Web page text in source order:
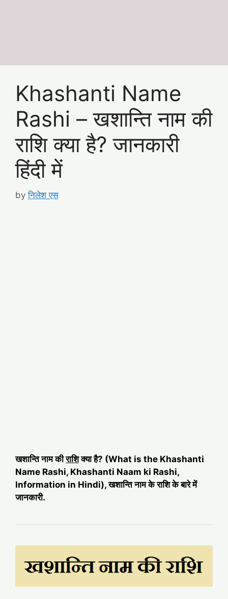
Khashanti Name
Rashi – खशान्ति नाम की
राशि क्या है? जानकारी
हिंदी में
byनिलेश एस
खशान्ति नाम कीराशिक्या है? (What is the Khashanti
Name Rashi, Khashanti Naam ki Rashi,
Information in Hindi), खशान्ति नाम के राशि के बारे में
जानकारी.